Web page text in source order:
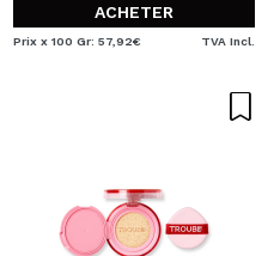
ACHETER
Prix x 100 Gr: 57,92€ TVA Incl.